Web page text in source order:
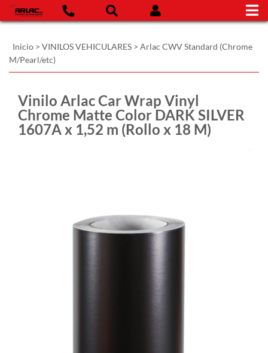
Inicio > VINILOS VEHICULARES > Arlac CWV Standard (Chrome
M/Pearl/etc)
Vinilo Arlac Car Wrap Vinyl
Chrome Matte Color DARK SILVER
1607A x 1,52 m (Rollo x 18 M)